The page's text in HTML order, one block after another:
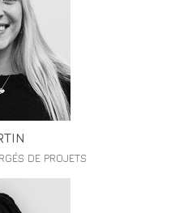
DE PROJETS